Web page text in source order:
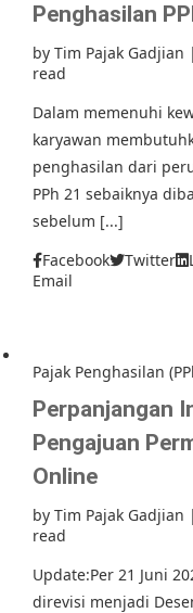
Penghasilan
by Tim Pajak Gadjian |
read
Dalam memenuhi
karyawan
penghasilan dari
PPh 21 sebaiknya
sebelum [...]
Facebook
Twitter
Email
Pajak Penghasilan
Perpanjangan
Pengajuan
Online
by Tim Pajak Gadjian |
read
Update:Per 21 Juni
direvisi menjadi